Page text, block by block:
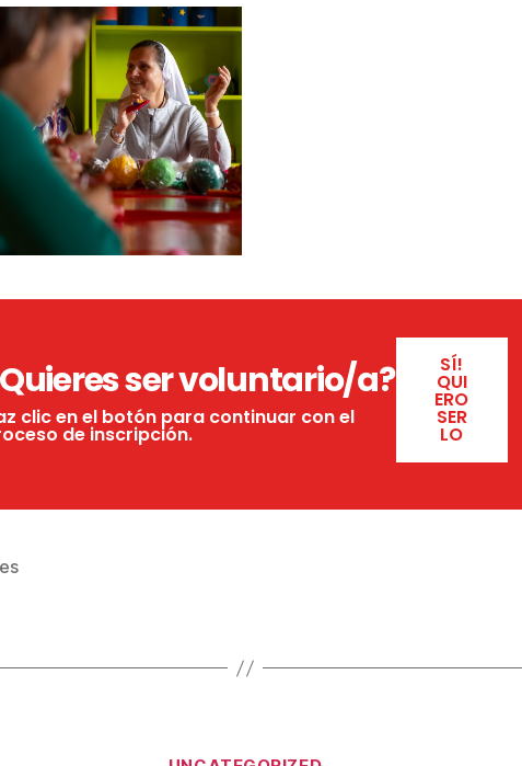
ser voluntario/a?
clic en el botón para continuar con el
de inscripción.
SÍ!
QUI
ERO
SER
LO